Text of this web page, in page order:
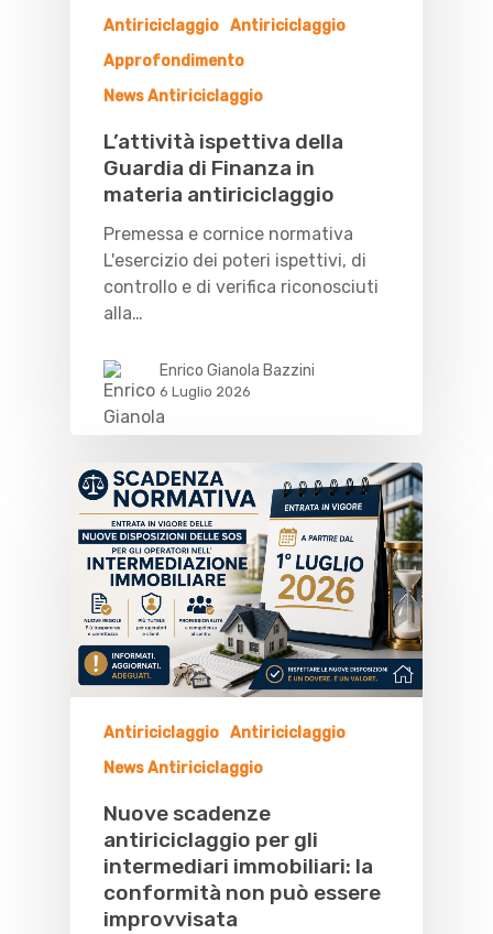
Antiriciclaggio Antiriciclaggio
Approfondimento
News Antiriciclaggio
L’attività ispettiva della
Guardia di Finanza in
materia antiriciclaggio
Premessa e cornice normativa
L'esercizio dei poteri ispettivi, di
controllo e di verifica riconosciuti
alla…
Enrico Gianola Bazzini
6 Luglio 2026
Antiriciclaggio Antiriciclaggio
News Antiriciclaggio
Nuove scadenze
antiriciclaggio per gli
intermediari immobiliari: la
conformità non può essere
improvvisata